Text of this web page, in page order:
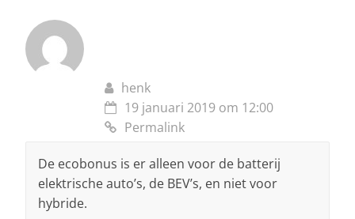
henk
19 januari 2019 om 12:00
Permalink
De ecobonus is er alleen voor de batterij
elektrische auto’s, de BEV’s, en niet voor
hybride.